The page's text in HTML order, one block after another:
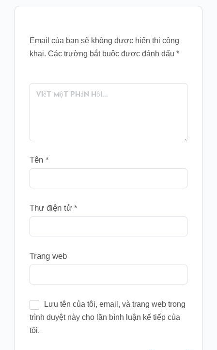
Email của bạn sẽ không được hiển thị công
khai. Các trường bắt buộc được đánh dấu *
Tên *
Thư điện tử *
Trang web
Lưu tên của tôi, email, và trang web trong
trình duyệt này cho lần bình luận kế tiếp của
tôi.